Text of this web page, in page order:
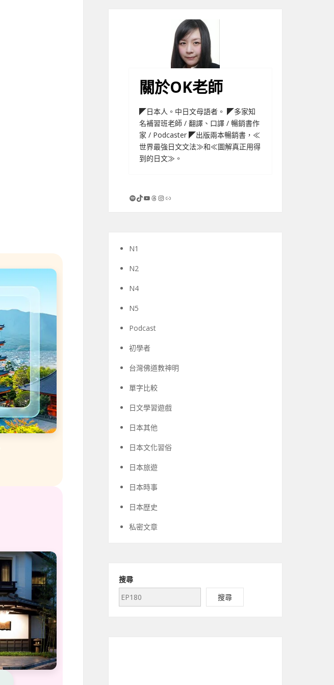
關於OK老師
◤日本人。中日文母語者。 ◤多家知
名補習班老師 / 翻譯、口譯 / 暢銷書作
家 / Podcaster ◤出版兩本暢銷書，≪
世界最強日文文法≫和≪圖解真正用得
到的日文≫。
Spotify
TikTok
YouTube
Threads
Instagram
連結
N1
N2
N4
N5
Podcast
初學者
台灣佛道教神明
單字比較
日文學習遊戲
日本其他
日本文化習俗
日本旅遊
日本時事
日本歴史
私密文章
搜尋
搜尋